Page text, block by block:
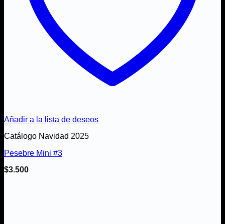
Añadir a la lista de deseos
Catálogo Navidad 2025
Pesebre Mini #3
$3.500